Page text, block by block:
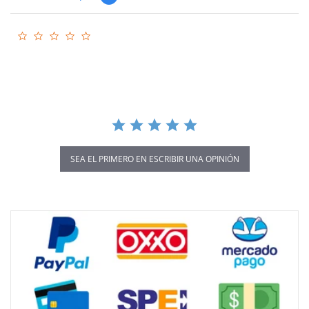
SEA EL PRIMERO EN ESCRIBIR UNA OPINIÓN